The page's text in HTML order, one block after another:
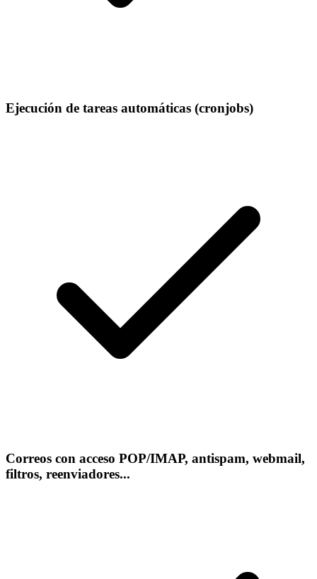
Ejecución de tareas automáticas (cronjobs)
Correos con acceso POP/IMAP, antispam, webmail,
filtros, reenviadores...